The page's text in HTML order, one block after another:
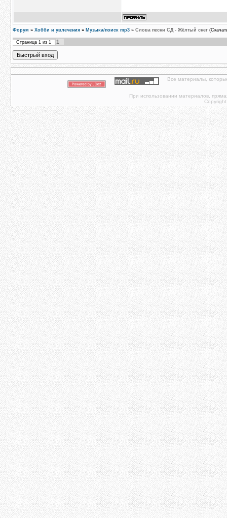
Форум » Хобби и увлечения » Музыка/поиск mp3 » Слова песни СД - Жёлтый снег
Страница 1 из 1 1
Все материалы,
При использовании материалов,